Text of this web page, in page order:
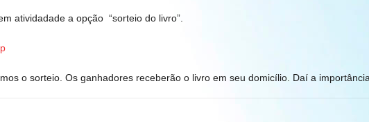
atividadade a opção “sorteio do livro”.
o sorteio. Os ganhadores receberão o livro em seu domicílio. Daí a